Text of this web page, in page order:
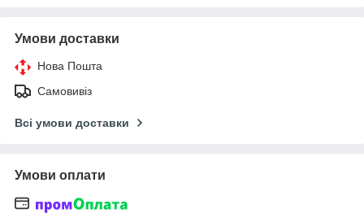
Умови доставки
Нова Пошта
Самовивіз
Всі умови доставки
Умови оплати